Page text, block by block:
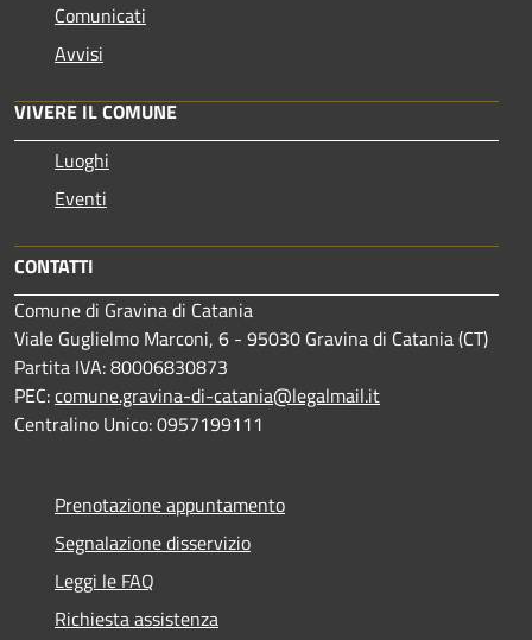
Comunicati
Avvisi
VIVERE IL COMUNE
Luoghi
Eventi
CONTATTI
Comune di Gravina di Catania
Viale Guglielmo Marconi, 6 - 95030 Gravina di Catania (CT)
Partita IVA: 80006830873
PEC:comune.gravina-di-catania@legalmail.it
Centralino Unico: 0957199111
Prenotazione appuntamento
Segnalazione disservizio
Leggi le FAQ
Richiesta assistenza